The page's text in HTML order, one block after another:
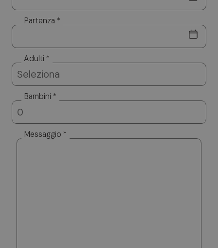
Partenza *
Adulti *
Bambini *
Messaggio *